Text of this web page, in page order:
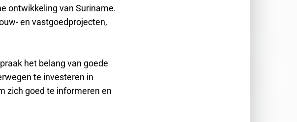
ontwikkeling van Suriname.
en vastgoedprojecten,
het belang van goede
te investeren in
zich goed te informeren en